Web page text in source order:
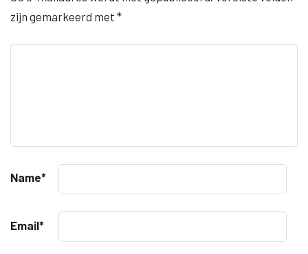
zijn gemarkeerd met *
Name*
Email*